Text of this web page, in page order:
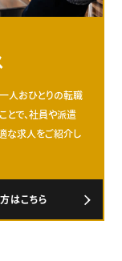
人おひとりの転職
とで、社員や派遣
な求人をご紹介し
はこちら